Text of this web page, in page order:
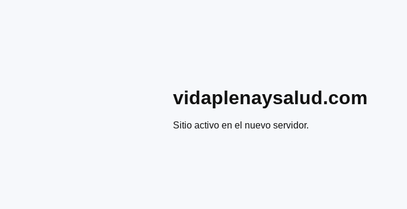
vidaplenaysalud.com
Sitio activo en el nuevo servidor.